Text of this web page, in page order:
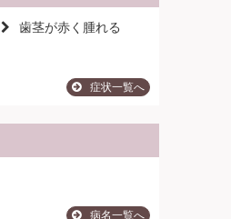
歯茎が赤く腫れる
症状一覧へ
病名一覧へ